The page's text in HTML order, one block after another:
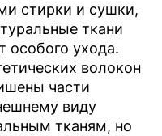
стирки и сушки,
ткани
особого ухода.
волокон
части
виду
тканям, но